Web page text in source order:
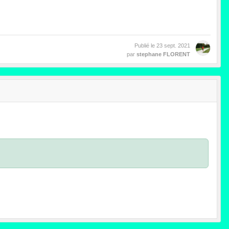
Publié le 23 sept. 2021
par stephane FLORENT